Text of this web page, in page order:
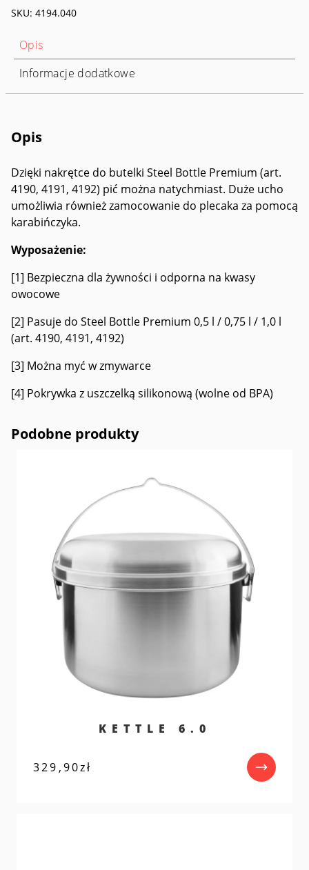
Sports
SKU: 4194.040
Opis
Informacje dodatkowe
Opis
Dzięki nakrętce do butelki Steel Bottle Premium (art.
4190, 4191, 4192) pić można natychmiast. Duże ucho
umożliwia również zamocowanie do plecaka za pomocą
karabińczyka.
Wyposażenie:
[1] Bezpieczna dla żywności i odporna na kwasy
owocowe
[2] Pasuje do Steel Bottle Premium 0,5 l / 0,75 l / 1,0 l
(art. 4190, 4191, 4192)
[3] Można myć w zmywarce
[4] Pokrywka z uszczelką silikonową (wolne od BPA)
Podobne produkty
KETTLE 6.0
329,90zł